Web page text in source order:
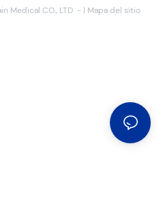
Medical CO., LTD - | Mapa del sitio